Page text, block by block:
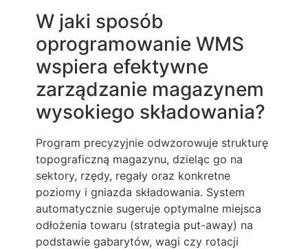
W jaki sposób
oprogramowanie WMS
wspiera efektywne
zarządzanie magazynem
wysokiego składowania?
Program precyzyjnie odwzorowuje strukturę
topograficzną magazynu, dzieląc go na
sektory, rzędy, regały oraz konkretne
poziomy i gniazda składowania. System
automatycznie sugeruje optymalne miejsca
odłożenia towaru (strategia put-away) na
podstawie gabarytów, wagi czy rotacji